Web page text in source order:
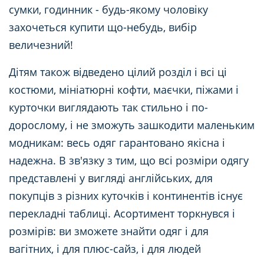
сумки, годинник - будь-якому чоловіку
захочеться купити що-небудь, вибір
величезний!
Дітям також відведено цілий розділ і всі ці
костюми, мініатюрні кофти, маєчки, піжами і
курточки виглядають так стильно і по-
дорослому, і не зможуть зашкодити маленьким
модникам: весь одяг гарантовано якісна і
надежна. В зв'язку з тим, що всі розміри одягу
представлені у вигляді англійських, для
покупців з різних куточків і континентів існує
перекладні таблиці. Асортимент торкнувся і
розмірів: ви зможете знайти одяг і для
вагітних, і для плюс-сайз, і для людей